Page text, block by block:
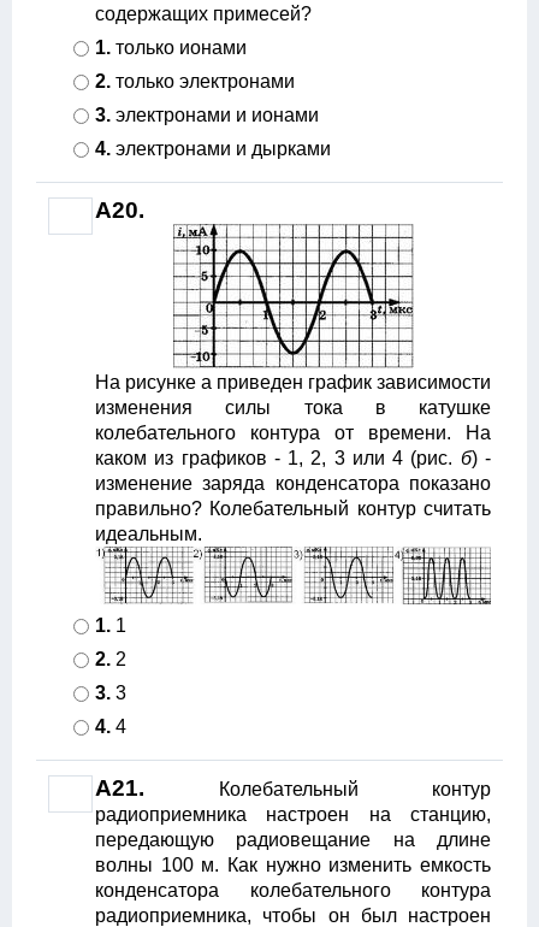
содержащих примесей?
1. только ионами
2. только электронами
3. электронами и ионами
4. электронами и дырками
A20.
На рисунке а приведен график зависимости
изменения силы тока в катушке
колебательного контура от времени. На
каком из графиков - 1, 2, 3 или 4 (рис. б) -
изменение заряда конденсатора показано
правильно? Колебательный контур считать
идеальным.
1. 1
2. 2
3. 3
4. 4
A21.
Колебательный контур
радиоприемника настроен на станцию,
передающую радиовещание на длине
волны 100 м. Как нужно изменить емкость
конденсатора колебательного контура
радиоприемника, чтобы он был настроен